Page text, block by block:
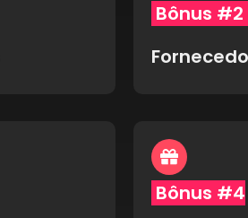
Bônus #2
Bônus #4